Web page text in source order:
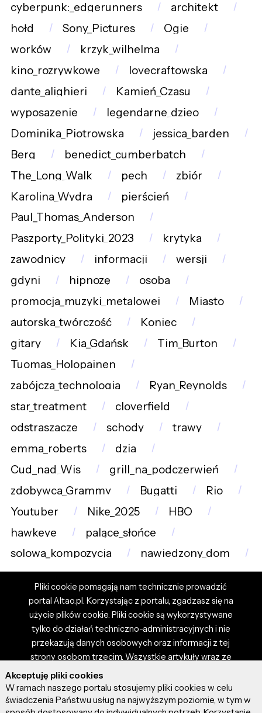
cyberpunk:_edgerunners
architekt
hołd
Sony_Pictures
Ogie
worków
krzyk_wilhelma
kino_rozrywkowe
lovecraftowska
dante_alighieri
Kamień_Czasu
wyposazenie
legendarne_dzieo
Dominika_Piotrowska
jessica_barden
Berg
benedict_cumberbatch
The_Long_Walk
pech
zbiór
Karolina_Wydra
pierścień
Paul_Thomas_Anderson
Paszporty_Polityki_2023
krytyka
zawodnicy
informacji
wersji
gdyni
hipnozę
osoba
promocja_muzyki_metalowej
Miasto
autorska_twórczość
Koniec
gitary
Kia_Gdańsk
Tim_Burton
Tuomas_Holopainen
zabójcza_technologia
Ryan_Reynolds
star_treatment
cloverfield
odstraszacze
schody
trawy
emma_roberts
dzia
Cud_nad_Wis
grill_na_podczerwień
zdobywca_Grammy
Bugatti
Rio
Youtuber
Nike_2025
HBO
hawkeye
palące_słońce
solowa_kompozycja
nawiedzony_dom
Pliki cookie pomagają nam technicznie prowadzić
portal Altao.pl. Korzystając z portalu, zgadzasz się na
użycie plików cookie. Pliki cookie są wykorzystywane
tylko do działań techniczno-administracyjnych i nie
przekazują danych osobowych oraz informacji z tej
strony osobom trzecim. Wszystkie artykuły wraz ze
zdjęciami i materiałami dostępnymi na portalu są
własnością użytkowników. Administrator i właściciel
portalu nie ponosi odpowiedzialności za tresci
Akceptuję pliki cookies
W ramach naszego portalu stosujemy pliki cookies w celu
świadczenia Państwu usług na najwyższym poziomie, w tym w